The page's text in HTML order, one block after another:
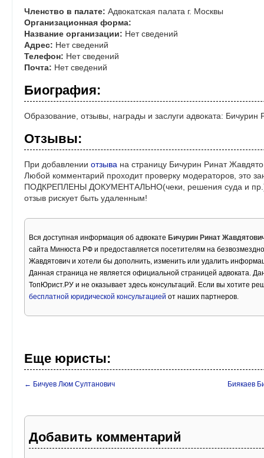
Членство в палате: Адвокатская палата г. Москвы
Организационная форма:
Название организации: Нет сведений
Адрес: Нет сведений
Телефон: Нет сведений
Почта: Нет сведений
Биография:
Образование, отзывы, награды и заслуги адвоката: Бичурин
Отзывы:
При добавлении отзыва на страницу Бичурин Ринат
Любой комментарий проходит проверку модераторов, это
ПОДКРЕПЛЕНЫ ДОКУМЕНТАЛЬНО(чеки, решения суда и пр.)!
отзыв рискует быть удаленным!
Вся доступная информация об адвокате Бичурин Ринат
сайта Минюста РФ и предоставляется посетителям на
Жавдятович и хотели бы дополнить, изменить или удалить
Данная страница не является официальной страницей адвоката.
ТопЮрист.РУ и не оказывает здесь консультаций. Если вы хотите
бесплатной юридической консультацией от наших партнеров.
Еще юристы:
← Бичуев Люм Султанович Биякаев
Добавить комментарий